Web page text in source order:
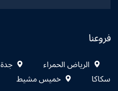
فروعنا
الرياض الحمراء جدة
سكاكا
خميس مشيط